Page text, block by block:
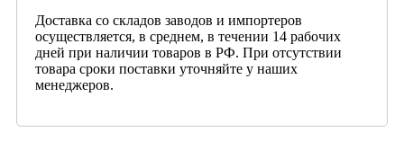
Доставка со складов заводов и импортеров
осуществляется, в среднем, в течении 14 рабочих
дней при наличии товаров в РФ. При отсутствии
товара сроки поставки уточняйте у наших
менеджеров.